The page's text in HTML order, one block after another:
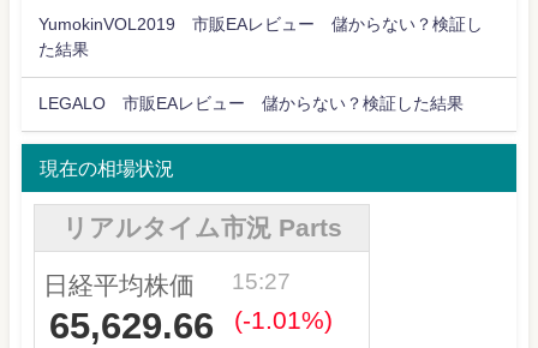
YumokinVOL2019 市販EAレビュー 儲からない？検証し
た結果
LEGALO 市販EAレビュー 儲からない？検証した結果
現在の相場状況